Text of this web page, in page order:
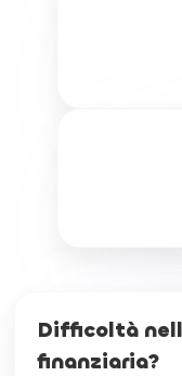
Difficoltà
finanziaria?